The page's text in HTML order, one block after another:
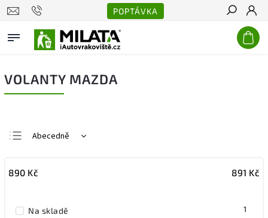
POPTÁVKA
Hledat
VOLANTY MAZDA
Abecedně
Nejdražší
890 Kč 891 Kč
Na skladě 1